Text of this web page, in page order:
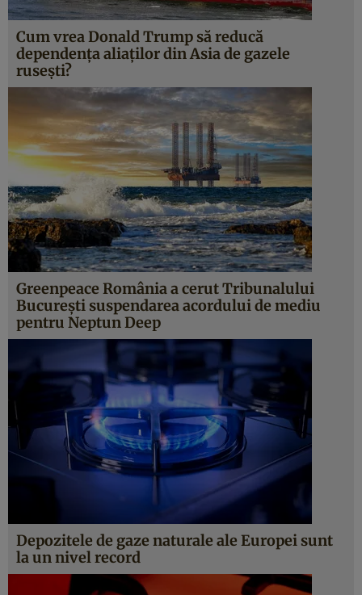
Cum vrea Donald Trump să reducă
dependența aliaților din Asia de gazele
rusești?
Greenpeace România a cerut Tribunalului
București suspendarea acordului de mediu
pentru Neptun Deep
Depozitele de gaze naturale ale Europei sunt
la un nivel record